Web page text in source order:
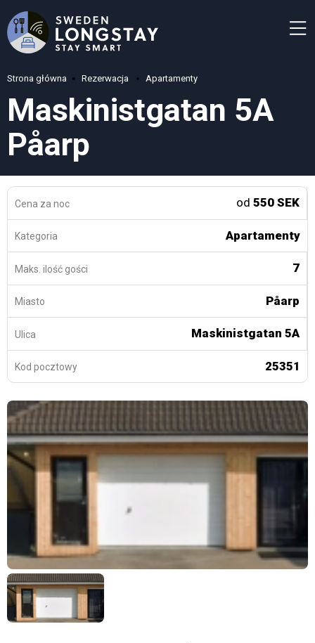
Strona główna Rezerwacja Apartamenty
Maskinistgatan 5A
Påarp
Cena za noc od 550 SEK
Kategoria Apartamenty
Maks. ilość gości 7
Miasto Påarp
Ulica Maskinistgatan 5A
Kod pocztowy 25351